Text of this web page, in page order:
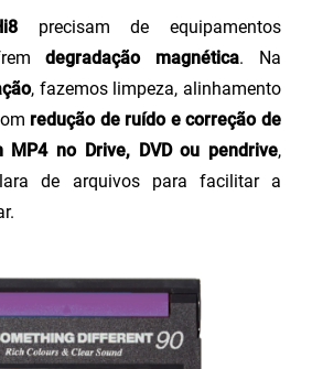
precisam de equipamentos
degradação magnética. Na
, fazemos limpeza, alinhamento
redução de ruído e correção de
MP4 no Drive, DVD ou pendrive,
de arquivos para facilitar a